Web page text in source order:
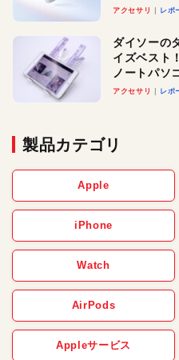
アクセサリ レポ
ダイソーの
イズベスト
ノートパソ
べる楽しさ
アクセサリ レポ
製品カテゴリ
Apple
iPhone
Watch
AirPods
Appleサービス